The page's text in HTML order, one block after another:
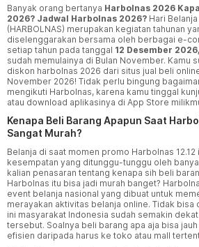
Banyak orang bertanya Harbolnas 2026
2026? Jadwal Harbolnas 2026? Hari
(HARBOLNAS) merupakan kegiatan tahunan
diselenggarakan bersama oleh berbagai e-
setiap tahun pada tanggal 12 Desember 2026,
sudah memulainya di Bulan November. Kamu
diskon harbolnas 2026 dari situs jual beli
November 2026! Tidak perlu bingung
mengikuti Harbolnas, karena kamu tinggal
atau download aplikasinya di App Store
Kenapa Beli Barang Apapun Saat
Sangat Murah?
Belanja di saat momen promo Harbolnas
kesempatan yang ditunggu-tunggu oleh
kalian penasaran tentang kenapa sih beli
Harbolnas itu bisa jadi murah banget?
event belanja nasional yang dibuat untuk
merayakan aktivitas belanja online. Tidak bisa
ini masyarakat Indonesia sudah semakin
tersebut. Soalnya beli barang apa aja bisa
efisien daripada harus ke toko atau mall